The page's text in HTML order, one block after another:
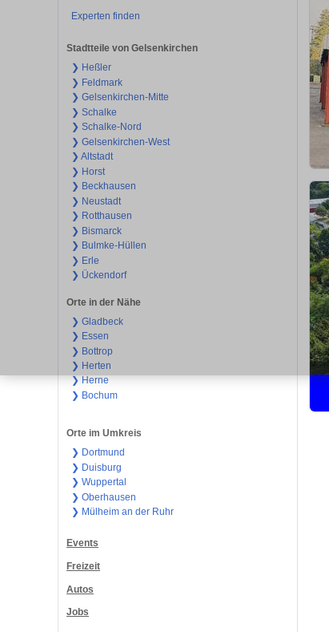
Experten finden
Stadtteile von Gelsenkirchen
❯ Heßler
❯ Feldmark
❯ Gelsenkirchen-Mitte
❯ Schalke
❯ Schalke-Nord
❯ Gelsenkirchen-West
❯ Altstadt
❯ Horst
❯ Beckhausen
❯ Neustadt
❯ Rotthausen
❯ Bismarck
❯ Bulmke-Hüllen
❯ Erle
❯ Ückendorf
Orte in der Nähe
❯ Gladbeck
❯ Essen
❯ Bottrop
❯ Herten
❯ Herne
❯ Bochum
Orte im Umkreis
❯ Dortmund
❯ Duisburg
❯ Wuppertal
❯ Oberhausen
❯ Mülheim an der Ruhr
Events
Freizeit
Autos
Jobs